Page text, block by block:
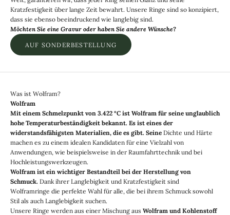
Kratzfestigkeit über lange Zeit bewahrt. Unsere Ringe sind so konzipiert,
dass sie ebenso beeindruckend wie langlebig sind.
Möchten Sie eine Gravur oder haben Sie andere Wünsche?
AUF SONDERBESTELLUNG
Was ist Wolfram?
Wolfram
Mit einem Schmelzpunkt von 3.422 °C ist Wolfram für seine unglaublich
hohe Temperaturbeständigkeit bekannt. Es ist eines der
widerstandsfähigsten Materialien, die es gibt. Seine Dichte und Härte
machen es zu einem idealen Kandidaten für eine Vielzahl von
Anwendungen, wie beispielsweise in der Raumfahrttechnik und bei
Hochleistungswerkzeugen.
Wolfram ist ein wichtiger Bestandteil bei der Herstellung von
Schmuck. Dank ihrer Langlebigkeit und Kratzfestigkeit sind
Wolframringe die perfekte Wahl für alle, die bei ihrem Schmuck sowohl
Stil als auch Langlebigkeit suchen.
Unsere Ringe werden aus einer Mischung aus Wolfram und Kohlenstoff